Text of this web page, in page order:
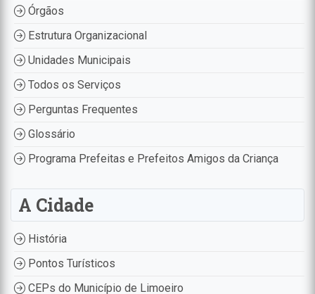
Órgãos
Estrutura Organizacional
Unidades Municipais
Todos os Serviços
Perguntas Frequentes
Glossário
Programa Prefeitas e Prefeitos Amigos da Criança
A Cidade
História
Pontos Turísticos
CEPs do Município de Limoeiro